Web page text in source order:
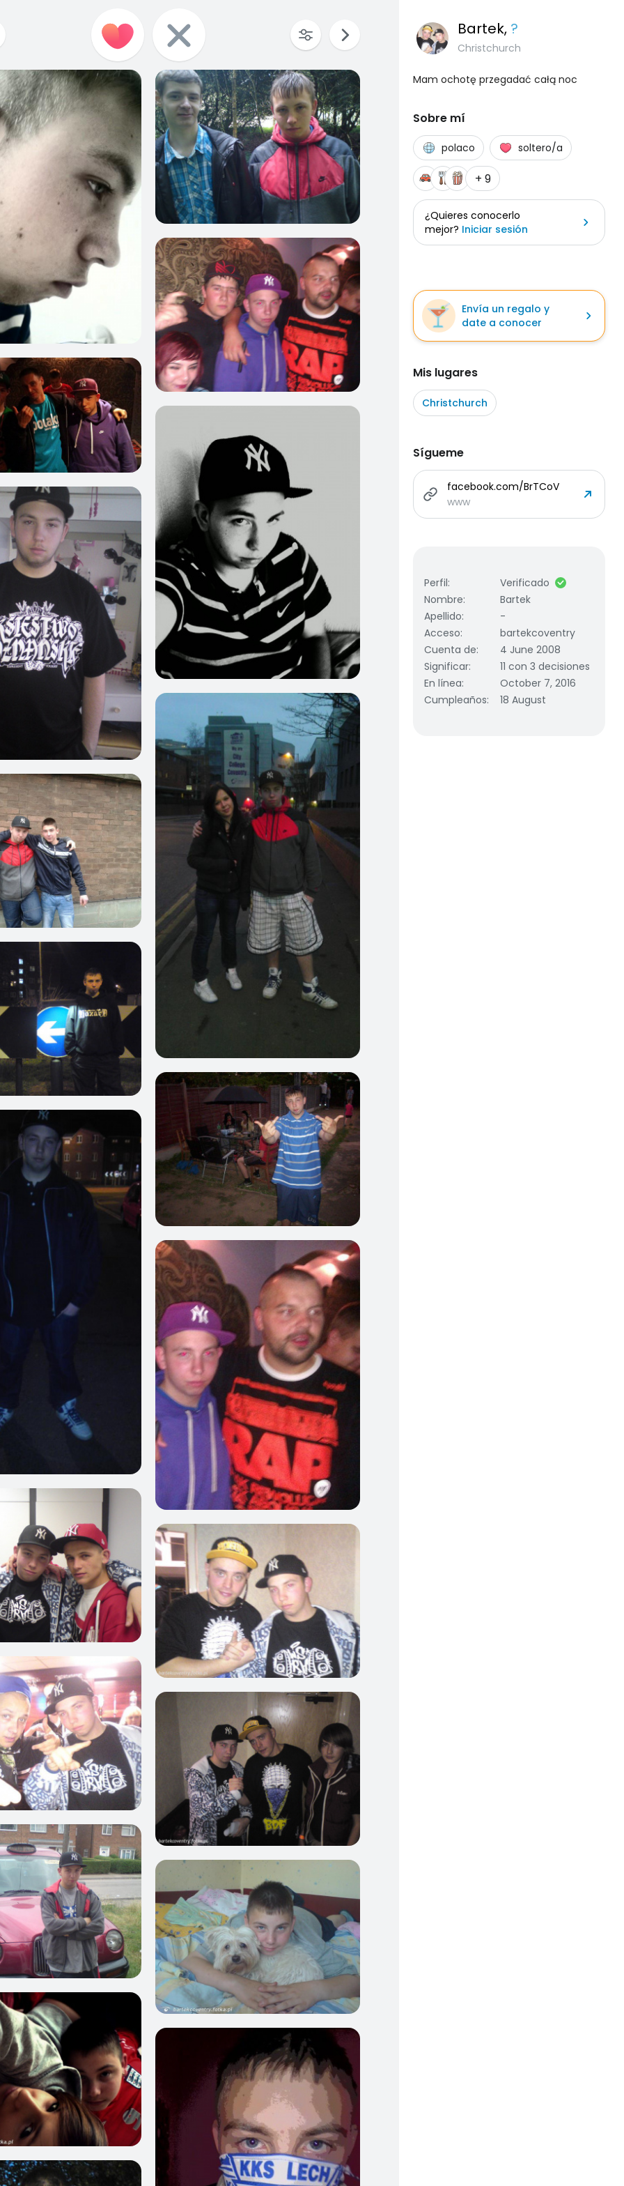
1
0
1
0
0
1
1
0
0 0
0 0
1
0 1
3 0
Bartek, ?
Christchurch
Mam ochotę przegadać całą noc
Sobre mí
polaco soltero/a
+ 9
¿Quieres conocerlo
mejor? Iniciar sesión
Envía un regalo y
date a conocer
Mis lugares
Christchurch
Sígueme
facebook.com/BrTCoV
www
Perfil:
Verificado
Nombre:
Bartek
Apellido:
-
Acceso:
bartekcoventry
Cuenta de:
4 June 2008
Significar:
11 con 3 decisiones
En línea:
October 7, 2016
Cumpleaños: 18 August